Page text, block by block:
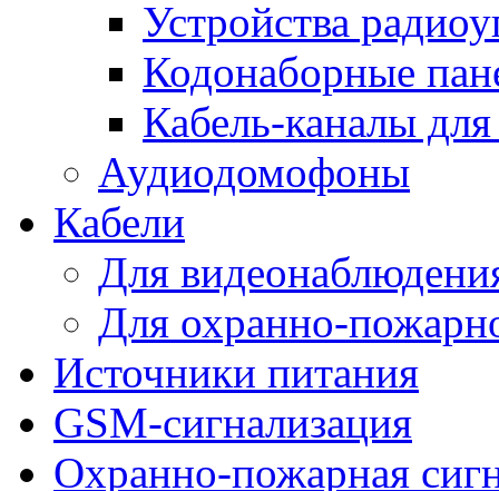
Устройства
Кодонаборные
Кабель-каналы
Аудиодомофоны
Кабели
Для
Для охранно-
Источники питания
GSM-сигнализация
Охранно-пожарная